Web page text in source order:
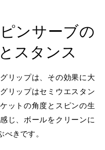
ンサーブの
スタンス
リップは、その効果に大
リップはセミウエスタン
ットの角度とスピンの生
じ、ボールをクリーンに
きです。